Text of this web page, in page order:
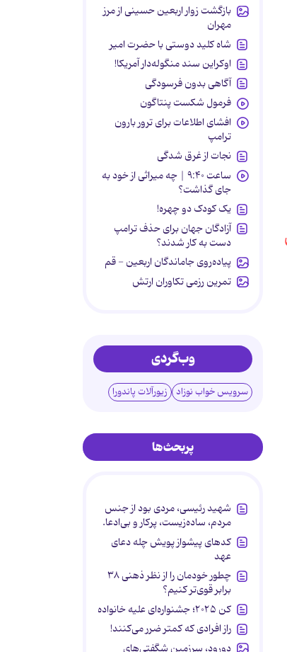
بازگشت زوار اربعین حسینی از مرز
مهران
شاه کلید دوستی با حضرت امیر
اوکراین سند منگوله‌دار آمریکا!
آگاهی بدون فرسودگی
فرمول شکست پنتاگون
افشای اطلاعات برای ترور بارون
ترامپ
نجات از غرق شدگی
ساعت ۹:۴۰ | چه میراثی از خود به
جای گذاشت؟
یک کودک دو چهره!
آزادگان جهان برای حذف ترامپ
دست به کار شدند؟
پیاده‌روی جاماندگان اربعین - قم
تمرین رزمی تکاوران ارتش
وب‌گردی
سرویس خواب نوزاد زیورآلات پاندورا
پربحث‌ها
شهید رئیسی، مردی بود از جنس
مردم، ساده‌زیست، پرکار و بی‌ادعا.
کدهای پیشواز پویش چله دعای
عهد
چطور خودمان را از نظر ذهنی ۳۸
برابر قوی‌تر کنیم؟
کن ۲۰۲۵؛ جشنواره‌ای علیه خانواده
راز افرادی که کمتر ضرر می‌کنند!
دورود، سرزمین شگفتی‌های